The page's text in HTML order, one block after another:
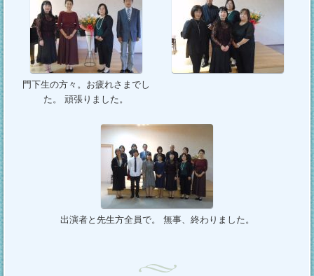
門下生の方々。お疲れさまでし
た。 頑張りました。
出演者と先生方全員で。 無事、終わりました。